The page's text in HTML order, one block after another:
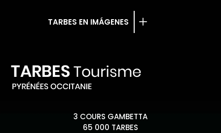
TARBES EN IMÁGENES
3 COURS GAMBETTA
65 000 TARBES